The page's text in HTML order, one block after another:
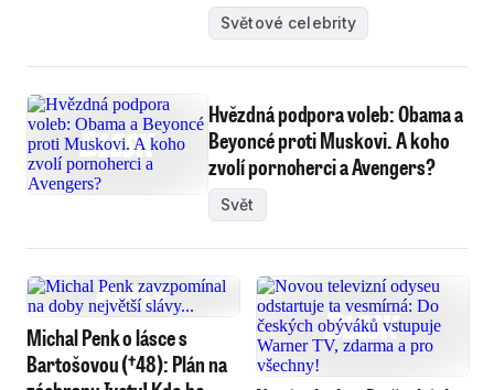
Světové celebrity
Hvězdná podpora voleb: Obama a
Beyoncé proti Muskovi. A koho
zvolí pornoherci a Avengers?
Svět
Michal Penk o lásce s
Bartošovou (†48): Plán na